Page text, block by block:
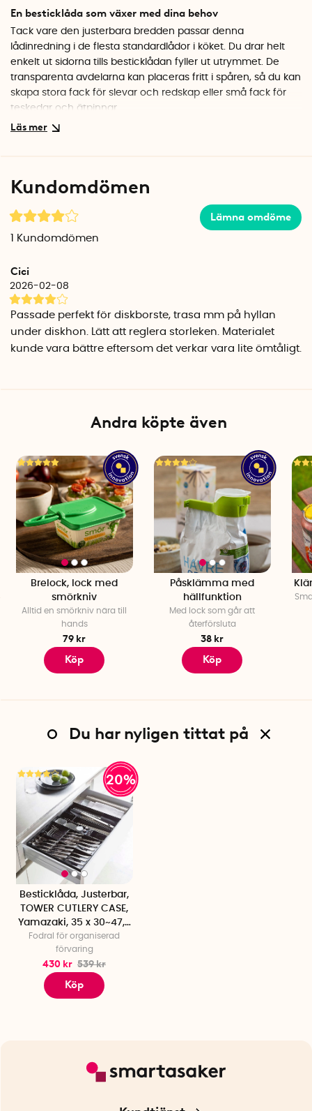
En besticklåda som växer med dina behov
Tack vare den justerbara bredden passar denna
lådinredning i de flesta standardlådor i köket. Du drar helt
enkelt ut sidorna tills besticklådan fyller ut utrymmet. De
transparenta avdelarna kan placeras fritt i spåren, så du kan
skapa stora fack för slevar och redskap eller små fack för
teskedar och ätpinnar.
vitt eller svart smälter in i moderna kök. Materialet är lätt att
och kräver en låda med minst 8 cm invändig höjd för att
passa.
Specifikationer
Mått: 35 x 30-47,5 x 5,5 cm (bredd x djup x höjd)
Varumärke: Yamazaki
Kundomdömen
Lämna omdöme
Kundomdömen
Cici
2026-02-08
Passade perfekt för diskborste, trasa mm på hyllan
under diskhon. Lätt att reglera storleken. Materialet
kunde vara bättre eftersom det verkar vara lite ömtåligt.
Andra köpte även
Brelock, lock med
smörkniv
Alltid en smörkniv nära till
hands
79 kr
Köp
Påsklämma med
hällfunktion
Med lock som går att
återförsluta
38 kr
Köp
Du har nyligen tittat på
20%
Besticklåda, Justerbar,
TOWER CUTLERY CASE,
Yamazaki, 35 x 30~47,5
x H 5,5 cm
Fodral för organiserad
förvaring
430 kr 539 kr
Köp